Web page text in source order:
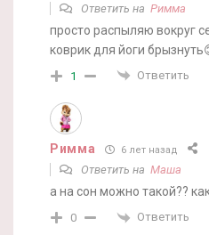
Ответить на Римма
просто распыляю вокруг
коврик для йоги
1 Ответить
Римма 6 лет назад
Ответить на Маша
а на сон можно такой??
0 Ответить